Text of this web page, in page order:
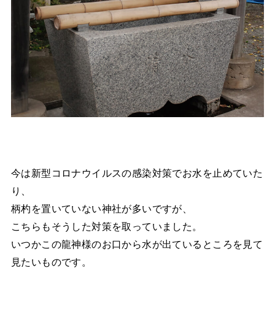
今は新型コロナウイルスの感染対策でお水を止めていた
り、
柄杓を置いていない神社が多いですが、
こちらもそうした対策を取っていました。
いつかこの龍神様のお口から水が出ているところを見て
見たいものです。